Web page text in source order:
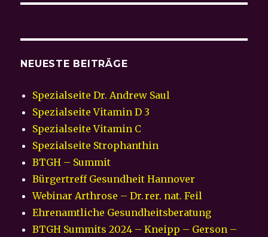
NEUESTE BEITRÄGE
Spezialseite Dr. Andrew Saul
Spezialseite Vitamin D 3
Spezialseite Vitamin C
Spezialseite Strophanthin
BTGH – Summit
Bürgertreff Gesundheit Hannover
Webinar Arthrose – Dr. rer. nat. Feil
Ehrenamtliche Gesundheitsberatung
BTGH Summits 2024 – Kneipp – Gerson –